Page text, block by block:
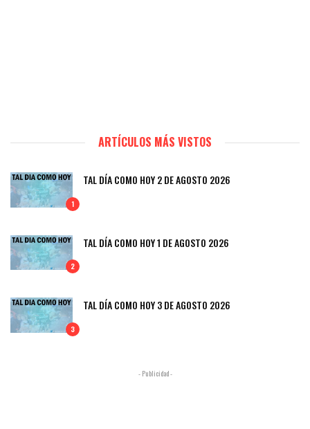
ARTÍCULOS MÁS VISTOS
1
TAL DÍA COMO HOY 2 DE AGOSTO 2026
2
TAL DÍA COMO HOY 1 DE AGOSTO 2026
3
TAL DÍA COMO HOY 3 DE AGOSTO 2026
- Publicidad -